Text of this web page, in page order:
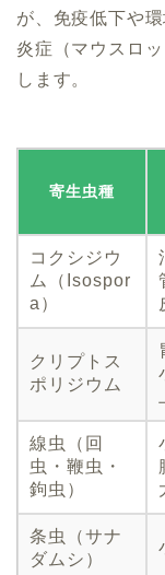
が、免疫低下や
炎症（マウスロ
します。
寄生虫種
コクシジウ
ム（Isospor
a）
クリプトス
ポリジウム
線虫（回
虫・鞭虫・
鉤虫）
条虫（サナ
ダムシ）